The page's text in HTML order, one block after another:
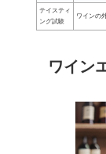
テイスティ
ング試験
ワインの
ワイン